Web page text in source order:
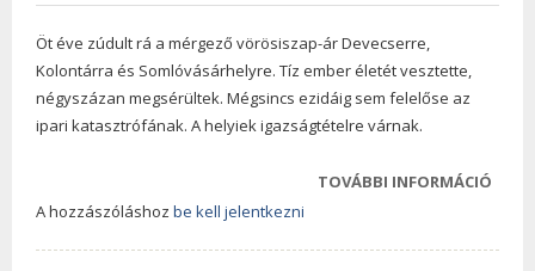
Öt éve zúdult rá a mérgező vörösiszap-ár Devecserre,
Kolontárra és Somlóvásárhelyre. Tíz ember életét vesztette,
négyszázan megsérültek. Mégsincs ezidáig sem felelőse az
ipari katasztrófának. A helyiek igazságtételre várnak.
TOVÁBBI INFORMÁCIÓ
A hozzászóláshoz be kell jelentkezni